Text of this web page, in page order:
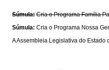
Súmula: Cria o Programa Família
Súmula: Cria o Programa Nossa
A Assembleia Legislativa do